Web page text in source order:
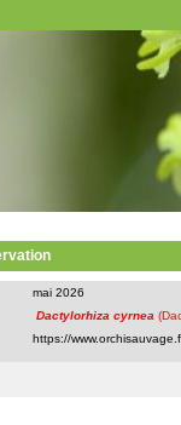
mai 2026
Dactylorhiza cyrnea